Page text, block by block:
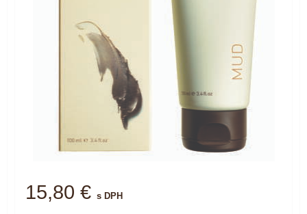
15,80 € s DPH